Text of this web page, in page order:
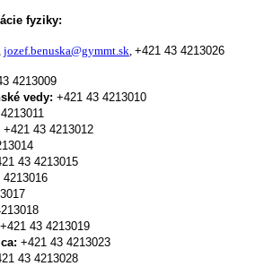
fyziky:
jozef.benuska@gymmt.sk +421 43 4213026
4213009
vedy: +421 43 4213010
+421 43 4213012
43 4213015
+421 43 4213019
+421 43 4213023
43 4213028